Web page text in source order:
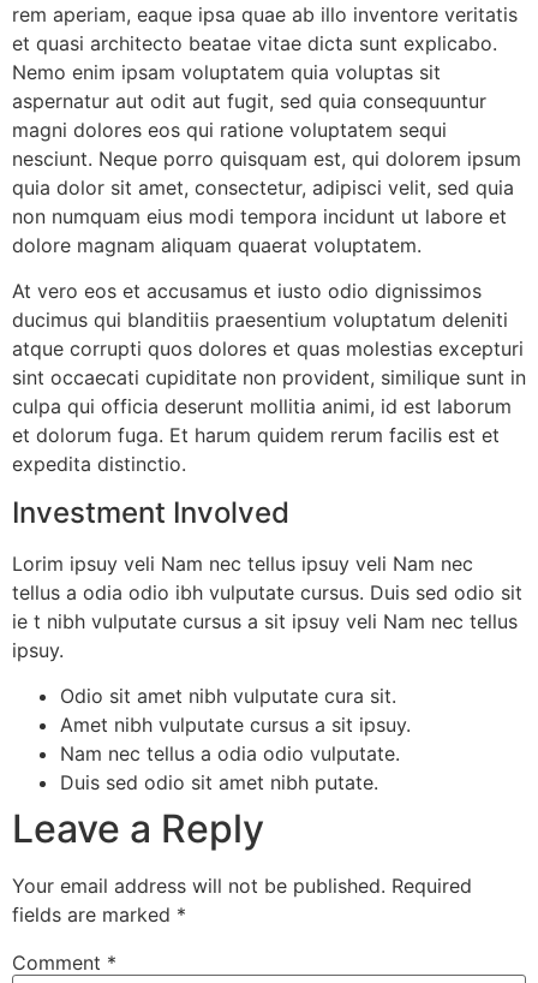
Sri Matta Raghavendra
Founder Donor, Bagepalli, Karnataka
Sri DVVS Prasad & Smt. Subhashini
VIP Member, Tirupati, AP
Prof. Bhavanari Satyanarayana & Smt. Jayalakshmi
rem aperiam, eaque ipsa quae ab illo inventore veritatis
et quasi architecto beatae vitae dicta sunt explicabo.
Nemo enim ipsam voluptatem quia voluptas sit
aspernatur aut odit aut fugit, sed quia consequuntur
magni dolores eos qui ratione voluptatem sequi
nesciunt. Neque porro quisquam est, qui dolorem ipsum
quia dolor sit amet, consectetur, adipisci velit, sed quia
non numquam eius modi tempora incidunt ut labore et
dolore magnam aliquam quaerat voluptatem.
At vero eos et accusamus et iusto odio dignissimos
ducimus qui blanditiis praesentium voluptatum deleniti
atque corrupti quos dolores et quas molestias excepturi
sint occaecati cupiditate non provident, similique sunt in
culpa qui officia deserunt mollitia animi, id est laborum
et dolorum fuga. Et harum quidem rerum facilis est et
expedita distinctio.
Investment Involved
Lorim ipsuy veli Nam nec tellus ipsuy veli Nam nec
tellus a odia odio ibh vulputate cursus. Duis sed odio sit
ie t nibh vulputate cursus a sit ipsuy veli Nam nec tellus
ipsuy.
Odio sit amet nibh vulputate cura sit.
Amet nibh vulputate cursus a sit ipsuy.
Nam nec tellus a odia odio vulputate.
Duis sed odio sit amet nibh putate.
Leave a Reply
Your email address will not be published. Required
fields are marked *
Comment *